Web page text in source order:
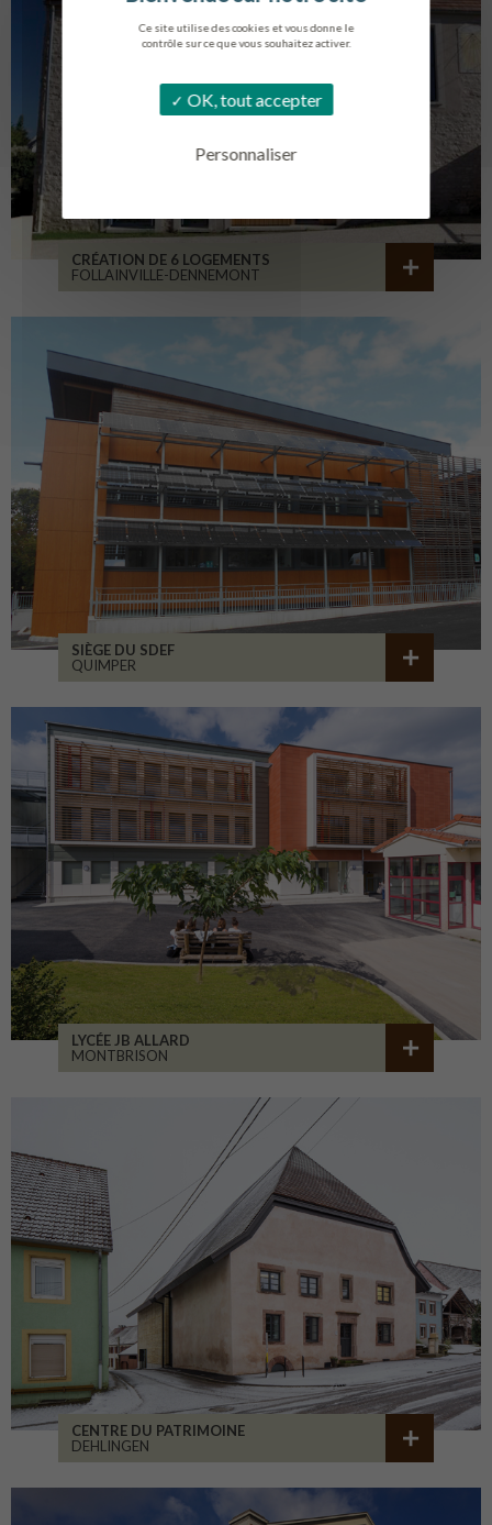
Ce site utilise des cookies et vous donne le
contrôle sur ce que vous souhaitez activer.
OK, tout accepter
Personnaliser
CRÉATION DE 6 LOGEMENTS
FOLLAINVILLE-DENNEMONT
SIÈGE DU SDEF
QUIMPER
LYCÉE JB ALLARD
MONTBRISON
CENTRE DU PATRIMOINE
DEHLINGEN